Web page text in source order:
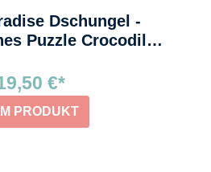
Dschungel -
Puzzle Crocodile
€*
PRODUKT